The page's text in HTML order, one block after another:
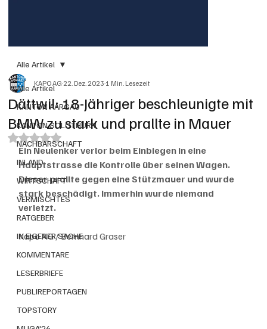
Alle Artikel
KANTON AARGAU
KANTON SOLOTHURN
NACHBARSCHAFT
INLAND
WIRTSCHAFT
VERMISCHTES
RATGEBER
IN EIGENER SACHE
KOMMENTARE
LESERBRIEFE
PUBLIREPORTAGEN
TOPSTORY
Alle Artikel
Dättwil: 18-Jähriger beschleunigte mit
BMW zu stark und prallte in Mauer
KAPO AG22. Dez. 20231 Min. Lesezeit
Mit NaN von 5 Sternen bewertet.
Ein Neulenker verlor beim Einbiegen in eine
Hauptstrasse die Kontrolle über seinen Wagen.
Dieser prallte gegen eine Stützmauer und wurde
stark beschädigt. Immerhin wurde niemand
verletzt.
Kapo AG / Bernhard Graser